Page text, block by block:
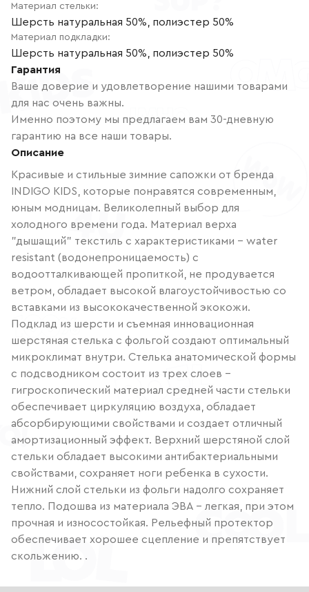
Материал стельки:
Шерсть натуральная 50%, полиэстер 50%
Материал подкладки:
Шерсть натуральная 50%, полиэстер 50%
Гарантия
Ваше доверие и удовлетворение нашими товарами
для нас очень важны.
Именно поэтому мы предлагаем вам 30-дневную
гарантию на все наши товары.
Описание
Красивые и стильные зимние сапожки от бренда
INDIGO KIDS, которые понравятся современным,
юным модницам. Великолепный выбор для
холодного времени года. Материал верха
"дышащий" текстиль с характеристиками - water
resistant (водонепроницаемость) с
водоотталкивающей пропиткой, не продувается
ветром, обладает высокой влагоустойчивостью со
вставками из высококачественной экокожи.
Подклад из шерсти и съемная инновационная
шерстяная стелька с фольгой создают оптимальный
микроклимат внутри. Стелька анатомической формы
с подсводником состоит из трех слоев -
гигроскопический материал средней части стельки
обеспечивает циркуляцию воздуха, обладает
абсорбирующими свойствами и создает отличный
амортизационный эффект. Верхний шерстяной слой
стельки обладает высокими антибактериальными
свойствами, сохраняет ноги ребенка в сухости.
Нижний слой стельки из фольги надолго сохраняет
тепло. Подошва из материала ЭВА - легкая, при этом
прочная и износостойкая. Рельефный протектор
обеспечивает хорошее сцепление и препятствует
скольжению. .